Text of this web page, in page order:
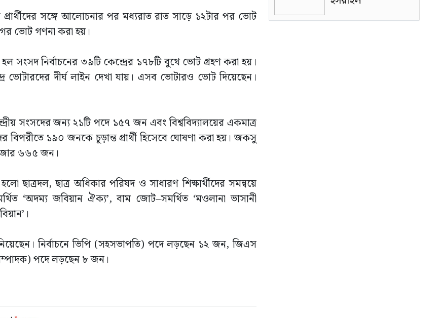
সঙ্গে আলোচনার পর মধ্যরাত রাত সাড়ে ১২টার পর ভোট
ভোট গণনা করা হয়।
নির্বাচনের ৩৯টি কেন্দ্রের ১৭৮টি বুথে ভোট গ্রহণ করা হয়।
ভোটারদের দীর্ঘ লাইন দেখা যায়। এসব ভোটারও ভোট দিয়েছেন।
সংসদের জন্য ২১টি পদে ১৫৭ জন এবং বিশ্ববিদ্যালয়ের একমাত্র
১৯০ জনকে চূড়ান্ত প্রার্থী হিসেবে ঘোষণা করা হয়। জকসু
৬৬৫ জন।
ছাত্রদল, ছাত্র অধিকার পরিষদ ও সাধারণ শিক্ষার্থীদের সমন্বয়ে
‘অদম্য জবিয়ান ঐক্য’, বাম জোট–সমর্থিত ‘মওলানা ভাসানী
নিয়েছেন। নির্বাচনে ভিপি (সহসভাপতি) পদে লড়ছেন ১২ জন, জিএস
পদে লড়ছেন ৮ জন।